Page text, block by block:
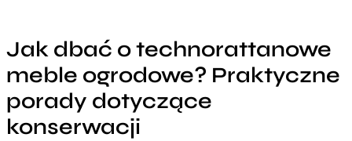
Jak dbać o technorattanowe
meble ogrodowe? Praktyczne
porady dotyczące
konserwacji